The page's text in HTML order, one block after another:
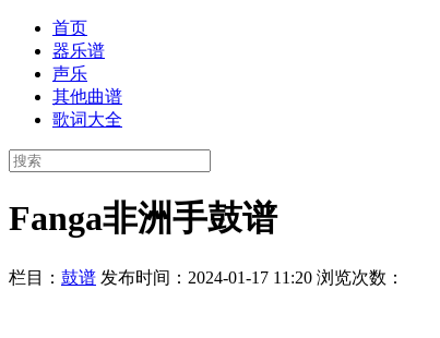
首页
器乐谱
声乐
其他曲谱
歌词大全
Fanga非洲手鼓谱
栏目： 鼓谱 发布时间：2024-01-17 11:20 浏览次数：